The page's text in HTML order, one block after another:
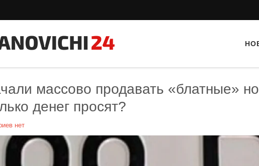
массово продавать «блатные»
денег просят?
нет
Тайный